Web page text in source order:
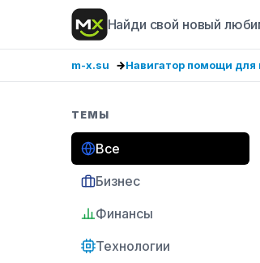
Найди свой новый
m-x.su Навигатор помощи для
ТЕМЫ
Все
Бизнес
Финансы
Технологии